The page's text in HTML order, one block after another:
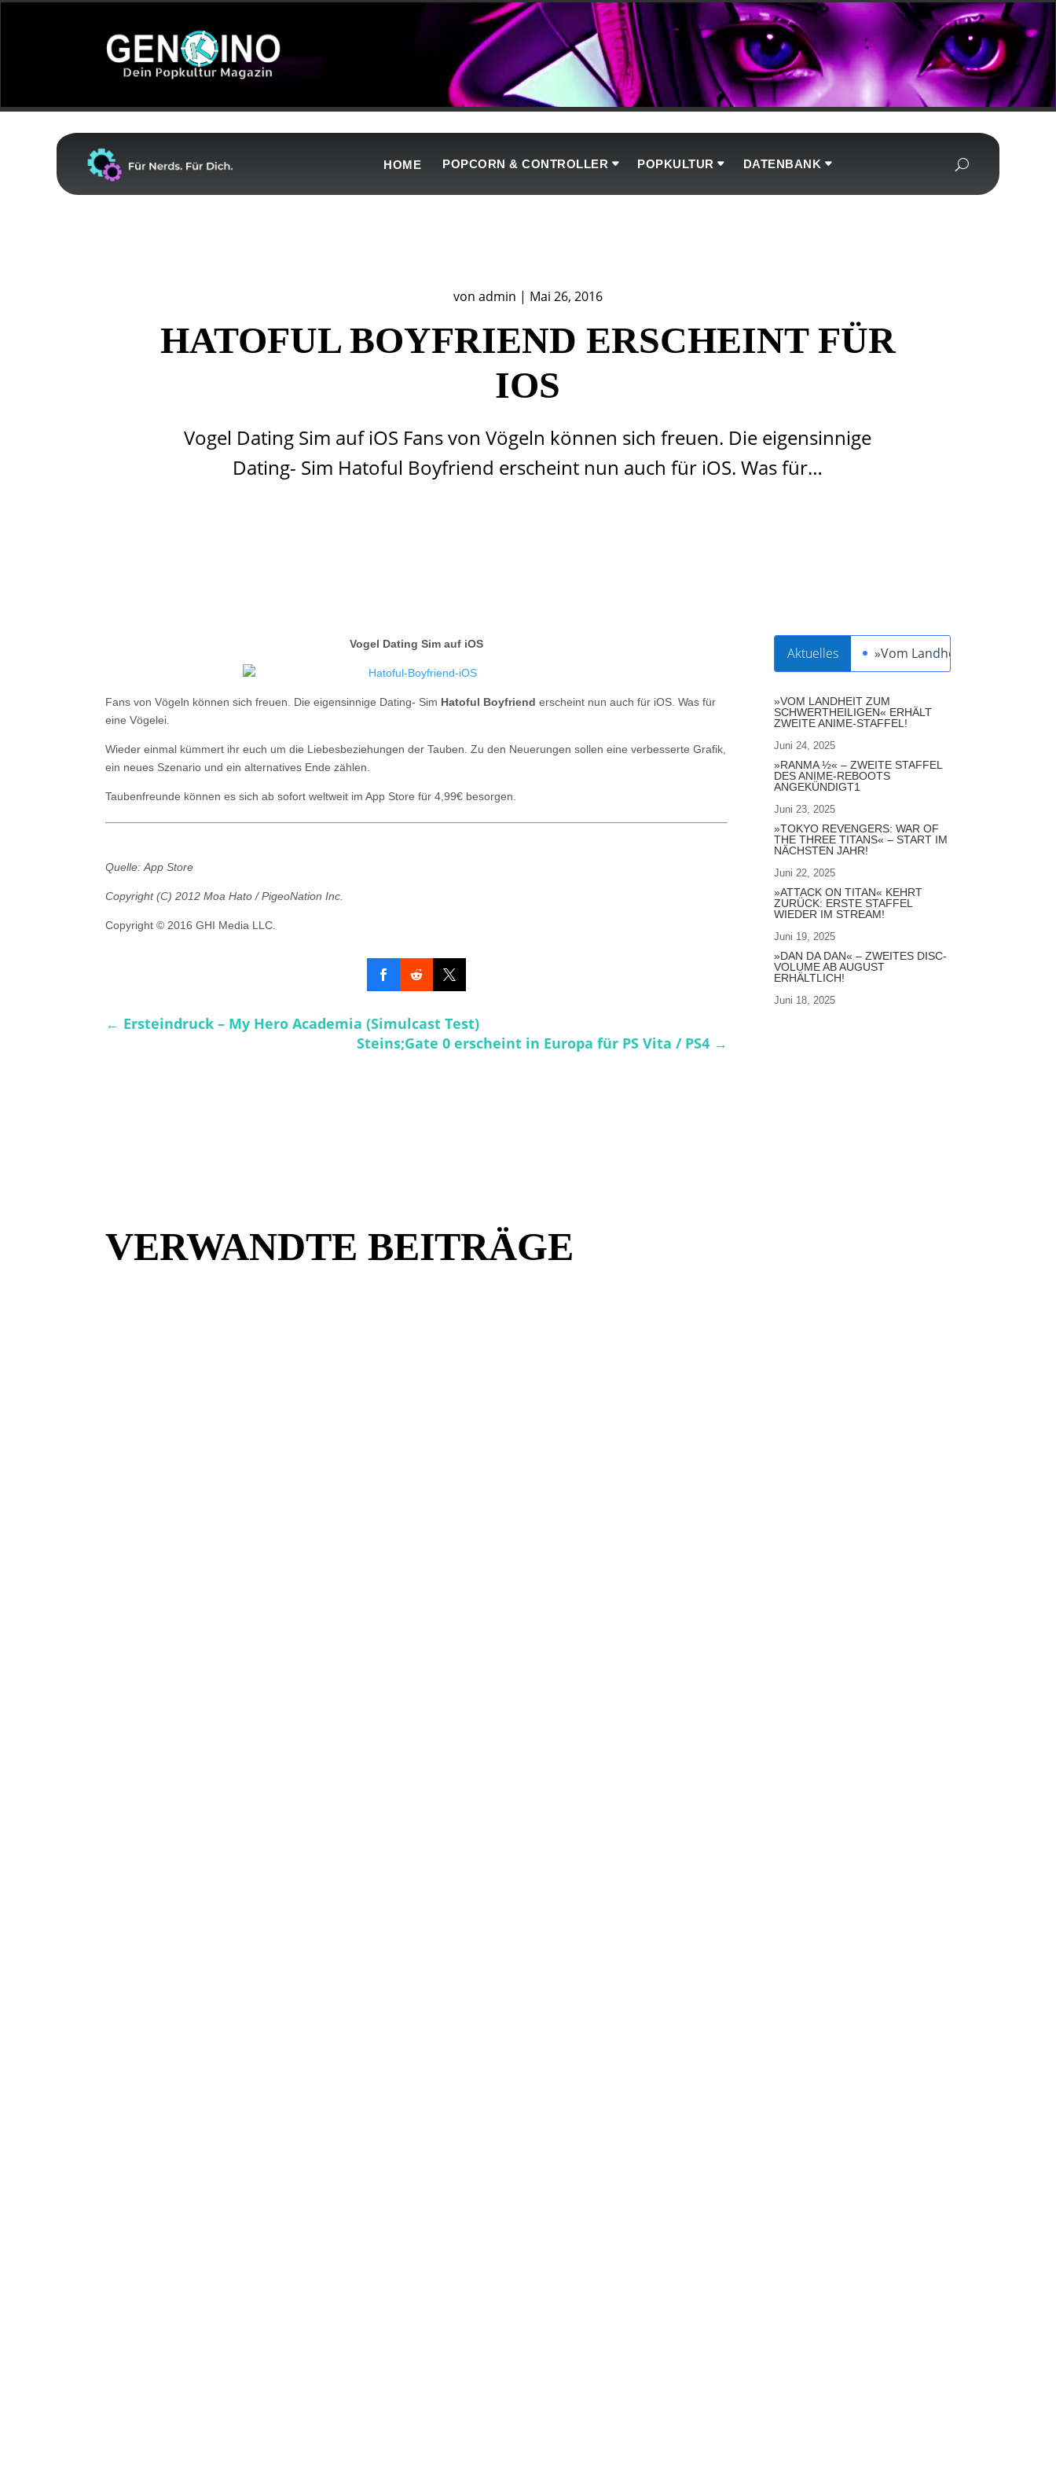
HOME POPCORN & CONTROLLER POPKULTUR DATENBANK
von admin | Mai 26, 2016
HATOFUL BOYFRIEND ERSCHEINT FÜR
IOS
Vogel Dating Sim auf iOS Fans von Vögeln können sich freuen. Die eigensinnige
Dating- Sim Hatoful Boyfriend erscheint nun auch für iOS. Was für…
Vogel Dating Sim auf iOS
Fans von Vögeln können sich freuen. Die eigensinnige Dating- Sim Hatoful Boyfriend erscheint nun auch für iOS. Was für
eine Vögelei.
Wieder einmal kümmert ihr euch um die Liebesbeziehungen der Tauben. Zu den Neuerungen sollen eine verbesserte Grafik,
ein neues Szenario und ein alternatives Ende zählen.
Taubenfreunde können es sich ab sofort weltweit im App Store für 4,99€ besorgen.
Quelle: App Store
Copyright (C) 2012 Moa Hato / PigeoNation Inc.
Copyright © 2016 GHI Media LLC.
← Ersteindruck – My Hero Academia (Simulcast Test)
Steins;Gate 0 erscheint in Europa für PS Vita / PS4 →
Aktuelles »Vom Landheit zum
»VOM LANDHEIT ZUM
SCHWERTHEILIGEN« ERHÄLT
ZWEITE ANIME-STAFFEL!
Juni 24, 2025
»RANMA ½« – ZWEITE STAFFEL
DES ANIME-REBOOTS
ANGEKÜNDIGT1
Juni 23, 2025
»TOKYO REVENGERS: WAR OF
THE THREE TITANS« – START IM
NÄCHSTEN JAHR!
Juni 22, 2025
»ATTACK ON TITAN« KEHRT
ZURÜCK: ERSTE STAFFEL
WIEDER IM STREAM!
Juni 19, 2025
»DAN DA DAN« – ZWEITES DISC-
VOLUME AB AUGUST
ERHÄLTLICH!
Juni 18, 2025
VERWANDTE BEITRÄGE